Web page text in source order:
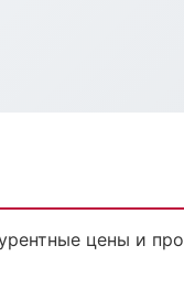
цены и